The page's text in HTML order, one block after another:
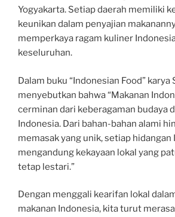
Yogyakarta. Setiap daerah memiliki
keunikan dalam penyajian
memperkaya ragam kuliner
keseluruhan.
Dalam buku “Indonesian Food” karya
menyebutkan bahwa “Makanan
cerminan dari keberagaman budaya
Indonesia. Dari bahan-bahan alami
memasak yang unik, setiap hidangan
mengandung kekayaan lokal yang
tetap lestari.”
Dengan menggali kearifan lokal
makanan Indonesia, kita turut